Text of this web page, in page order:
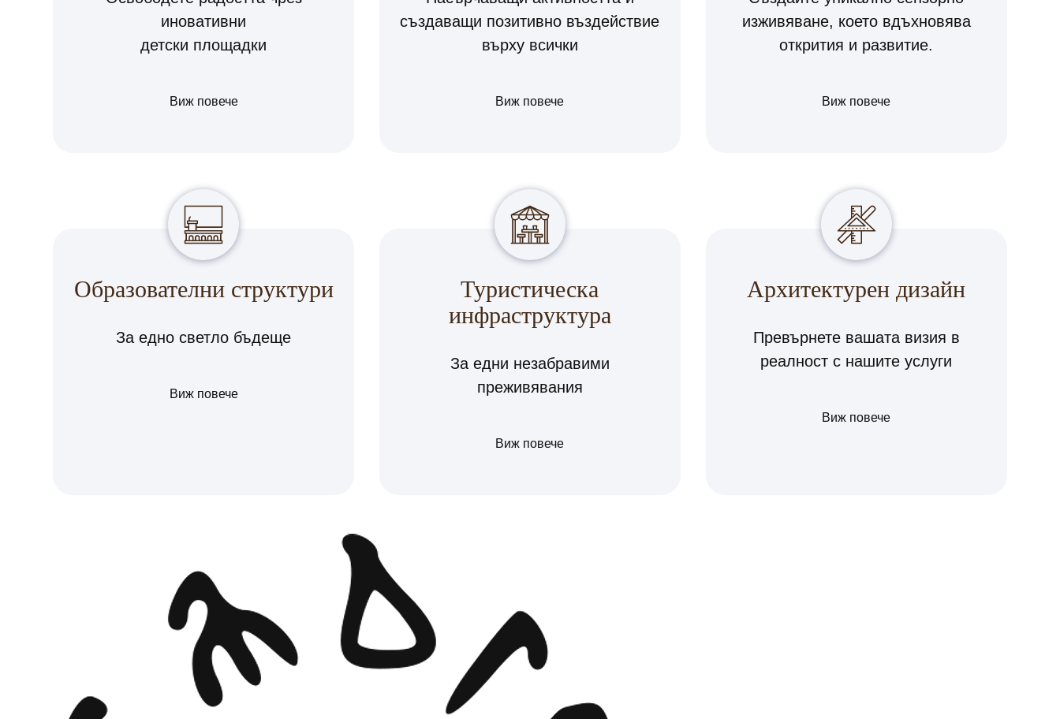
иновативни
детски площадки
Виж повече
създаващи позитивно въздействие
върху всички
Виж повече
изживяване, което вдъхновява
открития и развитие.
Виж повече
Образователни структури
За едно светло бъдеще
Виж повече
Туристическа
инфраструктура
За едни незабравими
преживявания
Виж повече
Архитектурен дизайн
Превърнете вашата визия в
реалност с нашите услуги
Виж повече